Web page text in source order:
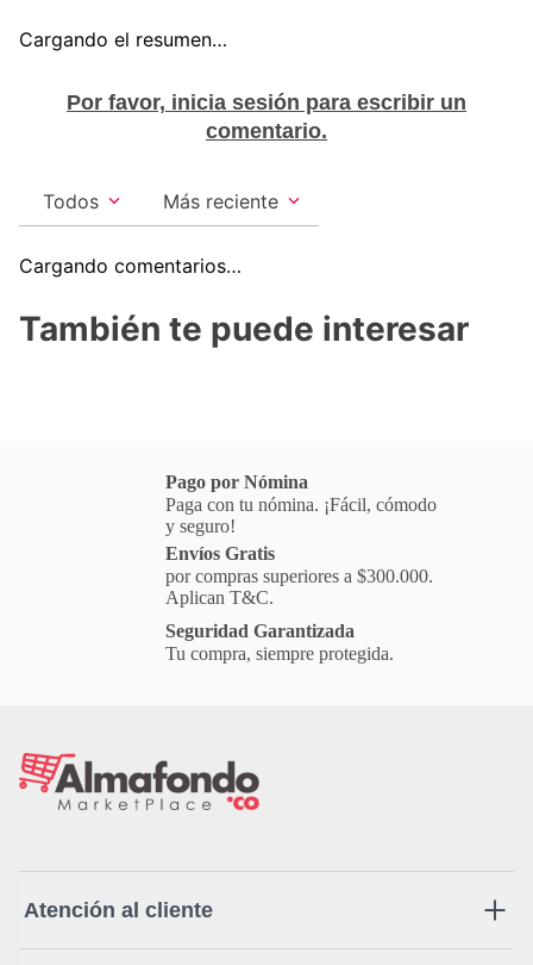
Cargando el resumen…
Por favor, inicia sesión para escribir un
comentario.
Más reciente
Todos
Cargando comentarios…
También te puede interesar
Pago por Nómina
Paga con tu nómina. ¡Fácil, cómodo
y seguro!
Envíos Gratis
por compras superiores a $300.000.
Aplican T&C.
Seguridad Garantizada
Tu compra, siempre protegida.
Atención al cliente